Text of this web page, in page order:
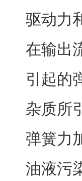
驱动力
在输出
引起的
杂质所
弹簧力
油液污